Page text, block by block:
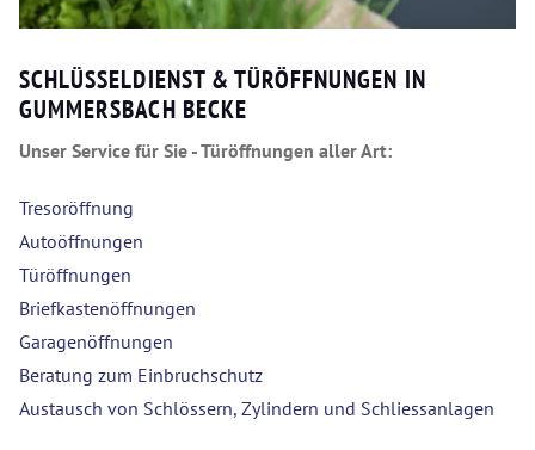
SCHLÜSSELDIENST & TÜRÖFFNUNGEN IN
GUMMERSBACH BECKE
Unser Service für Sie - Türöffnungen aller Art:
Tresoröffnung
Autoöffnungen
Türöffnungen
Briefkastenöffnungen
Garagenöffnungen
Beratung zum Einbruchschutz
Austausch von Schlössern, Zylindern und Schliessanlagen